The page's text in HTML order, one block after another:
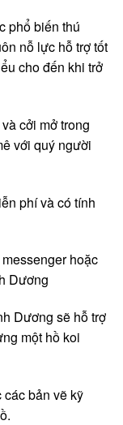
phổ biến thú
nỗ lực hỗ trợ tốt
cho đến khi trở
cởi mở trong
với quý người
phí và có tính
hoặc
Dương
Dương sẽ hỗ trợ
một hồ koi
bản vẽ kỹ